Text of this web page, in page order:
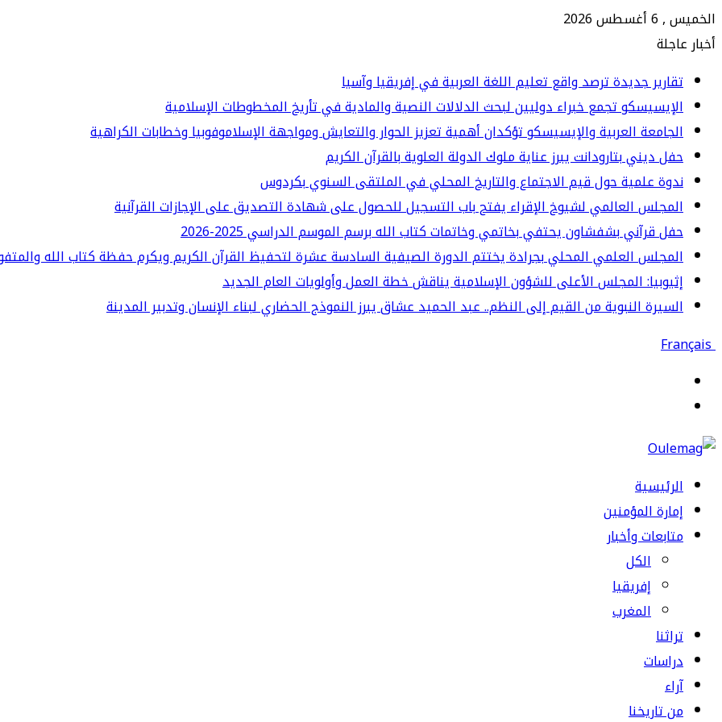
الخميس , 6 أغسطس 2026
أخبار عاجلة
تقارير جديدة ترصد واقع تعليم اللغة العربية في إفريقيا وآسيا
الإيسيسكو تجمع خبراء دوليين لبحث الدلالات النصية والمادية في تأريخ المخطوطات الإسلامية
الجامعة العربية والإيسيسكو تؤكدان أهمية تعزيز الحوار والتعايش ومواجهة الإسلاموفوبيا وخطابات الكراهية
حفل ديني بتارودانت يبرز عناية ملوك الدولة العلوية بالقرآن الكريم
ندوة علمية حول قيم الاجتماع والتاريخ المحلي في الملتقى السنوي بكردوس
المجلس العالمي لشيوخ الإقراء يفتح باب التسجيل للحصول على شهادة التصديق على الإجازات القرآنية
حفل قرآني بشفشاون يحتفي بخاتمي وخاتمات كتاب الله برسم الموسم الدراسي 2025-2026
المجلس العلمي المحلي بجرادة يختتم الدورة الصيفية السادسة عشرة لتحفيظ القرآن الكريم ويكرم حفظة كتاب الله
إثيوبيا: المجلس الأعلى للشؤون الإسلامية يناقش خطة العمل وأولويات العام الجديد
السيرة النبوية من القيم إلى النظم.. عبد الحميد عشاق يبرز النموذج الحضاري لبناء الإنسان وتدبير المدينة
Français
الرئيسية
إمارة المؤمنين
متابعات وأخبار
الكل
إفريقيا
المغرب
تراثنا
دراسات
آراء
من تاريخنا